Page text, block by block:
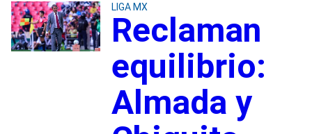
LIGA MX
Reclaman
equilibrio:
Almada y